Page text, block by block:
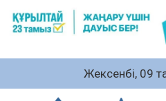
Жексенбі, 09